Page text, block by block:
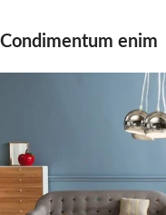
Condimentum enim